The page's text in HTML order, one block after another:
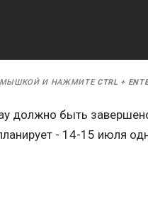
МЫШКОЙ И НАЖМИТЕ CTRL +
должно быть
- 14-15 июля